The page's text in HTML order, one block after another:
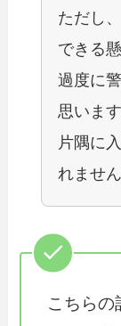
ただし
できる
過度に
思いま
片隅に
れません
こちらの